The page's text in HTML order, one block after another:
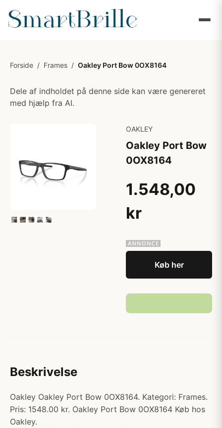
Forside / Frames / Oakley Port Bow 0OX8164
Dele af indholdet på denne side kan være genereret
med hjælp fra AI.
OAKLEY
Oakley Port Bow
0OX8164
1.548,00
kr
Køb her
Beskrivelse
Oakley Oakley Port Bow 0OX8164. Kategori: Frames.
Pris: 1548.00 kr. Oakley Port Bow 0OX8164 Køb hos
Oakley.